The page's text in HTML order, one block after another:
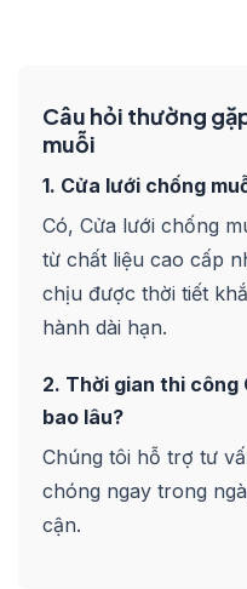
Câu hỏi thường
muỗi
1. Cửa lưới chống
Có, Cửa lưới chống
từ chất liệu cao cấp
chịu được thời tiết
hành dài hạn.
2. Thời gian thi công
bao lâu?
Chúng tôi hỗ trợ tư
chóng ngay trong
cận.